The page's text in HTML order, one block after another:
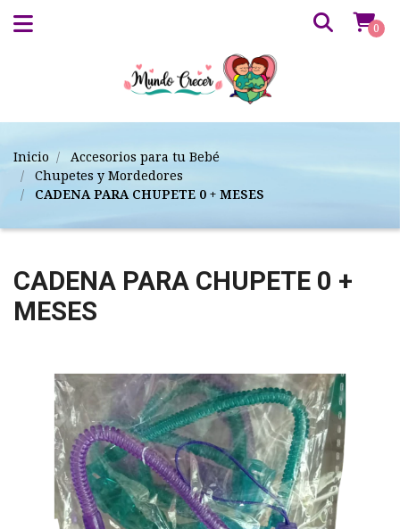
0
Inicio
Accesorios para tu Bebé
Chupetes y Mordedores
CADENA PARA CHUPETE 0 + MESES
CADENA PARA CHUPETE 0 +
MESES